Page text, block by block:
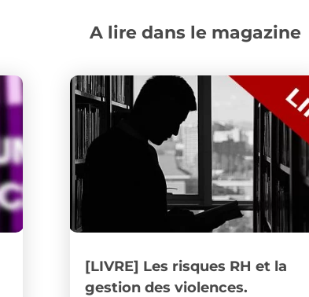
A lire dans le magazine
[LIVRE] Les risques RH et la
gestion des violences.